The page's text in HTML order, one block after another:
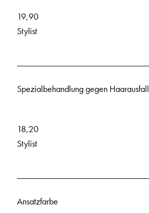
19,90
Stylist
Spezialbehandlung gegen Haarausfall
18,20
Stylist
Ansatzfarbe